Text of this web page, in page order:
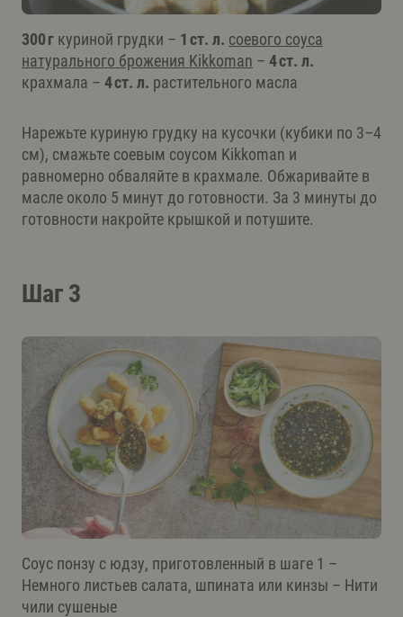
300 г куриной грудки – 1 ст. л. соевого соуса
натурального брожения Kikkoman – 4 ст. л.
крахмала – 4 ст. л. растительного масла
Нарежьте куриную грудку на кусочки (кубики по 3–4
см), смажьте соевым соусом Kikkoman и
равномерно обваляйте в крахмале. Обжаривайте в
масле около 5 минут до готовности. За 3 минуты до
готовности накройте крышкой и потушите.
Шаг 3
Соус понзу с юдзу, приготовленный в шаге 1 –
Немного листьев салата, шпината или кинзы – Нити
чили сушеные